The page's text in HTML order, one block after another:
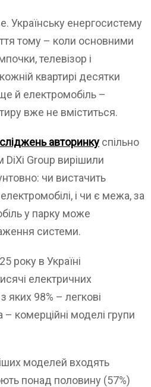
Українську енергосистему
тому – коли основними
телевізор і
квартирі десятки
й електромобіль –
вже не вміститься.
авторинку спільно
DiXi Group вирішили
чи вистачить
і чи є межа, за
у парку може
системи.
року в Україні
електричних
яких 98% – легкові
– комерційні моделі групи
моделей входять
понад половину (57%)